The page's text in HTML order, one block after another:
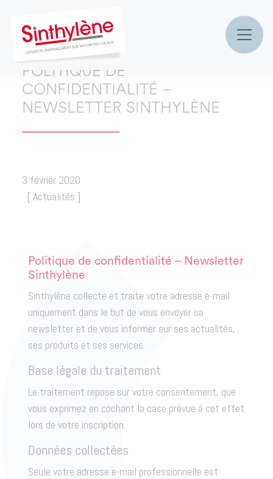
Politique de
confidentialité – Newsletter Sinthylène
POLITIQUE DE
CONFIDENTIALITÉ –
NEWSLETTER SINTHYLÈNE
3 février 2020
[ Actualités ]
Politique de confidentialité – Newsletter
Sinthylène
Sinthylène collecte et traite votre adresse e-mail
uniquement dans le but de vous envoyer sa
newsletter et de vous informer sur ses actualités,
ses produits et ses services.
Base légale du traitement
Le traitement repose sur votre consentement, que
vous exprimez en cochant la case prévue à cet effet
lors de votre inscription.
Données collectées
Seule votre adresse e-mail professionnelle est